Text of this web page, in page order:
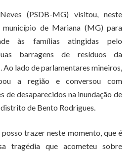
(PSDB-MG) visitou, neste
de Mariana (MG) para
às famílias atingidas pelo
barragens de resíduos da
Ao lado de parlamentares mineiros,
a região e conversou com
de desaparecidos na inundação de
de Bento Rodrigues.
trazer neste momento, que é
tragédia que acometeu sobre